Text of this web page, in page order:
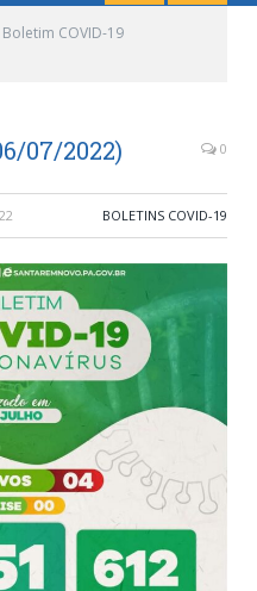
Boletim COVID-19
07/2022) 0
BOLETINS COVID-19